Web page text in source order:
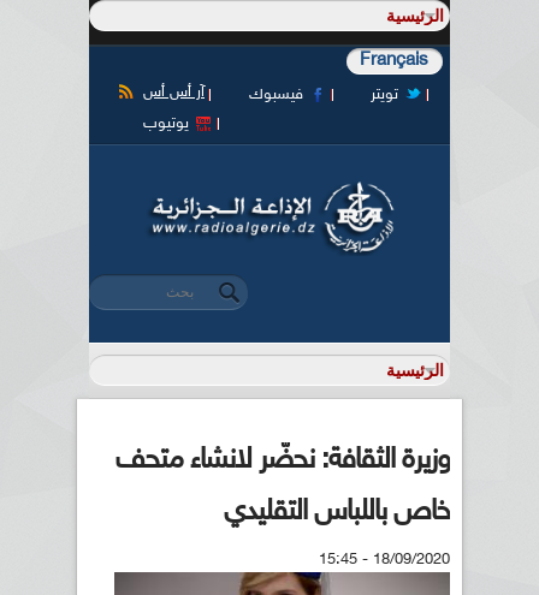
Français
آر أس أس فيسبوك
تويتر
يوتيوب
استمارة البحث
‏بحث ‏
وزيرة الثقافة: نحضّر لانشاء متحف
خاص باللباس التقليدي
18/09/2020 - 15:45